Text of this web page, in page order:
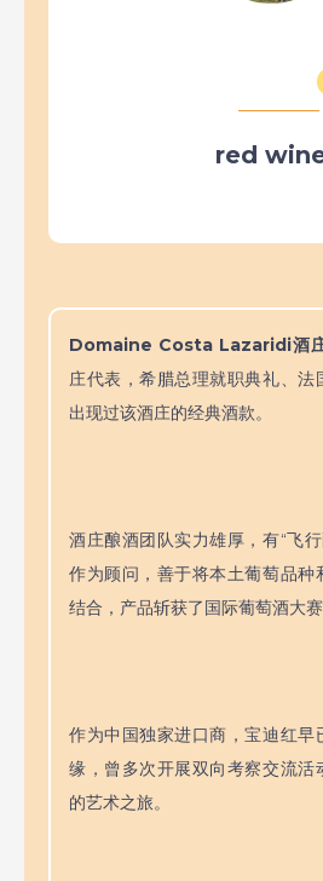
red
Domaine Costa Lazaridi酒
庄代表，希腊总理就职典礼、法
出现过该酒庄的经典酒款。
酒庄酿酒团队实力雄厚，有“飞
作为顾问，善于将本土葡萄品种
结合，产品斩获了国际葡萄酒大
作为中国独家进口商，宝迪红早
缘，曾多次开展双向考察交流活
的艺术之旅。